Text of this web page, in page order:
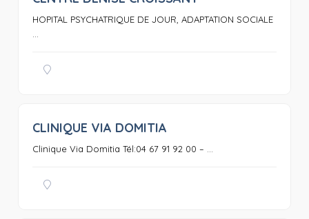
HOPITAL PSYCHATRIQUE DE JOUR, ADAPTATION SOCIALE
CLINIQUE VIA DOMITIA
Clinique Via Domitia Tél:04 67 91 92 00 – ...